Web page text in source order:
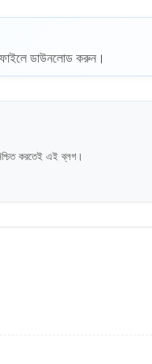
ডাউনলোড করুন।
করতেই এই ব্লগ।